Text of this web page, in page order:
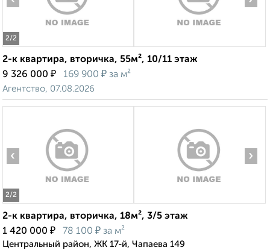
2/2
2-к квартира, вторичка, 55м², 10/11 этаж
9 326 000 ₽ 169 900 ₽ за м²
Агентство, 07.08.2026
2/2
‹ ›
2-к квартира, вторичка, 18м², 3/5 этаж
1 420 000 ₽ 78 100 ₽ за м²
Центральный район, ЖК 17-й, Чапаева 149